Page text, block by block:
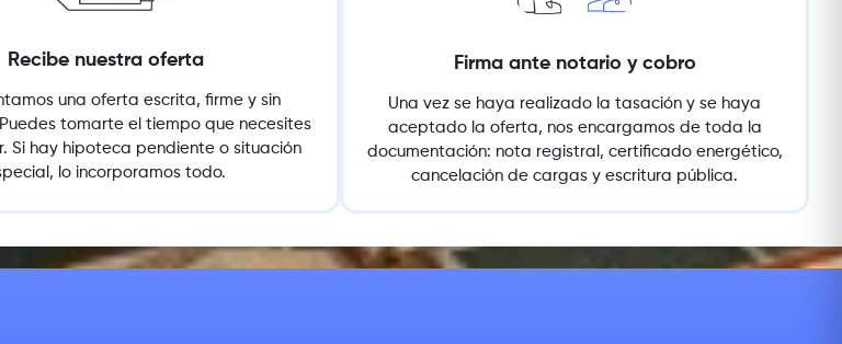
Recibe nuestra oferta
una oferta escrita, firme y sin
tomarte el tiempo que necesites
Si hay hipoteca pendiente o situación
lo incorporamos todo.
Firma ante notario y cobro
Una vez se haya realizado la tasación y se haya
aceptado la oferta, nos encargamos de toda la
documentación: nota registral, certificado energético,
cancelación de cargas y escritura pública.